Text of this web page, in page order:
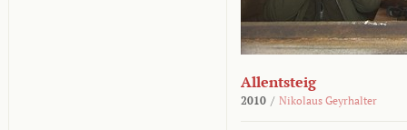
Allentsteig
2010 / Nikolaus Geyrhalter